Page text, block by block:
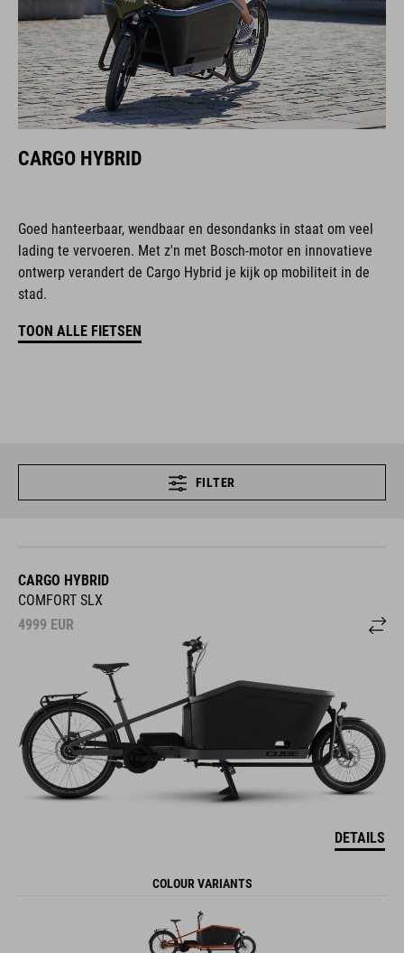
CARGO HYBRID
Goed hanteerbaar, wendbaar en desondanks in staat om veel
lading te vervoeren. Met z'n met Bosch-motor en innovatieve
ontwerp verandert de Cargo Hybrid je kijk op mobiliteit in de
stad.
TOON ALLE FIETSEN
FILTER
CARGO HYBRID
COMFORT SLX
4999 EUR
DETAILS
COLOUR VARIANTS